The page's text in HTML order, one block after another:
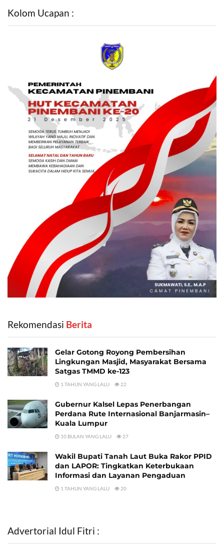
Kolom Ucapan :
Rekomendasi ‎ Berita
Gelar Gotong Royong Pembersihan
Lingkungan Masjid, Masyarakat Bersama
Satgas TMMD ke-123
1 TAHUN YANG LALU 22
Gubernur Kalsel Lepas Penerbangan
Perdana Rute Internasional Banjarmasin–
Kuala Lumpur
10 BULAN YANG LALU 27
Wakil Bupati Tanah Laut Buka Rakor PPID
dan LAPOR: Tingkatkan Keterbukaan
Informasi dan Layanan Pengaduan
1 TAHUN YANG LALU 20
Advertorial Idul Fitri :